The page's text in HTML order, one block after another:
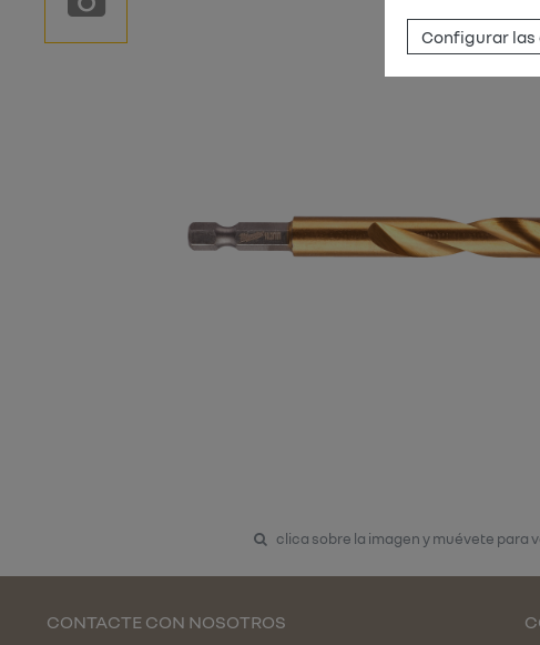
clica sobre la imagen y muévete para
CONTACTE CON NOSOTROS
Configurar las